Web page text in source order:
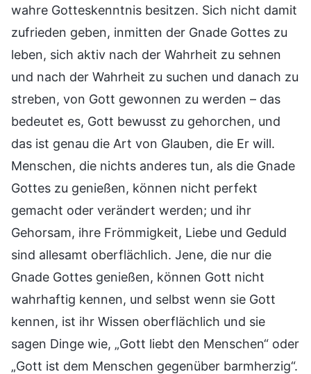
wahre Gotteskenntnis besitzen. Sich nicht damit
zufrieden geben, inmitten der Gnade Gottes zu
leben, sich aktiv nach der Wahrheit zu sehnen
und nach der Wahrheit zu suchen und danach zu
streben, von Gott gewonnen zu werden – das
bedeutet es, Gott bewusst zu gehorchen, und
das ist genau die Art von Glauben, die Er will.
Menschen, die nichts anderes tun, als die Gnade
Gottes zu genießen, können nicht perfekt
gemacht oder verändert werden; und ihr
Gehorsam, ihre Frömmigkeit, Liebe und Geduld
sind allesamt oberflächlich. Jene, die nur die
Gnade Gottes genießen, können Gott nicht
wahrhaftig kennen, und selbst wenn sie Gott
kennen, ist ihr Wissen oberflächlich und sie
sagen Dinge wie, „Gott liebt den Menschen“ oder
„Gott ist dem Menschen gegenüber barmherzig“.